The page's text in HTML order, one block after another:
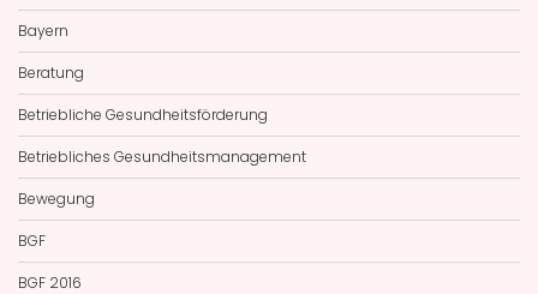
Bayern
Beratung
Betriebliche Gesundheitsförderung
Betriebliches Gesundheitsmanagement
Bewegung
BGF
BGF 2016